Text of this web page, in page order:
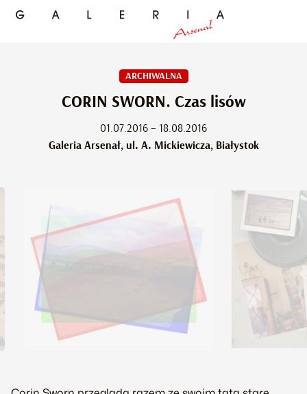
ARCHIWALNA
CORIN SWORN. Czas lisów
01.07.2016 – 18.08.2016
Galeria Arsenał, ul. A. Mickiewicza, Białystok